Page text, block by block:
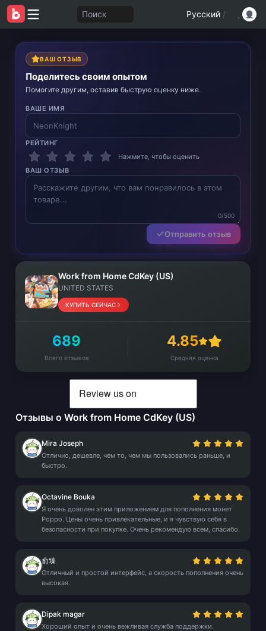
Поиск Русский /
ВАШ ОТЗЫВ
Поделитесь своим опытом
Помогите другим, оставив быструю оценку ниже.
ВАШЕ ИМЯ
РЕЙТИНГ
Нажмите, чтобы оценить
ВАШ ОТЗЫВ
0/500
Отправить отзыв
Work from Home CdKey (US)
UNITED STATES
КУПИТЬ СЕЙЧАС
689
Всего отзывов
4.85
Средняя оценка
Отзывы о Work from Home CdKey (US)
Mira Joseph
Отлично, дешевле, чем то, чем мы пользовались раньше, и
быстро.
Octavine Bouka
Я очень доволен этим приложением для пополнения монет
Poppo. Цены очень привлекательные, и я чувствую себя в
безопасности при покупке. Очень рекомендую всем, спасибо.
俞臻
Отличный и простой интерфейс, а скорость пополнения очень
высокая.
Dipak magar
Хороший опыт и очень вежливая служба поддержки.